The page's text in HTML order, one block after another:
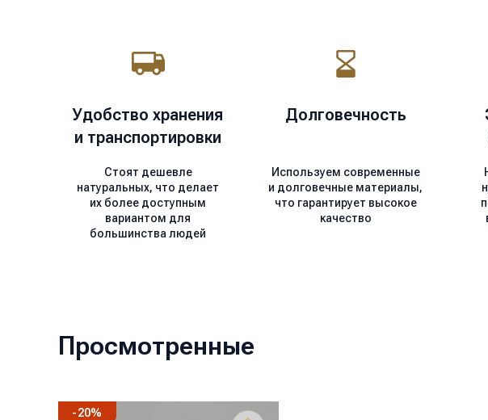
Удобство хранения
и транспортировки
Стоят дешевле
натуральных, что делает
их более доступным
вариантом для
большинства людей
Долговечность
Используем современные
и долговечные материалы,
что гарантирует высокое
качество
Просмотренные
-20%